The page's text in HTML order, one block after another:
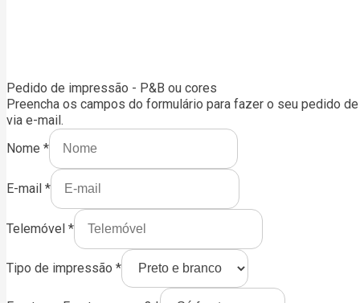
Pedido de impressão - P&B ou cores
Preencha os campos do formulário para fazer o seu pedido
via e-mail.
Nome *
E-mail *
Telemóvel *
Tipo de impressão *